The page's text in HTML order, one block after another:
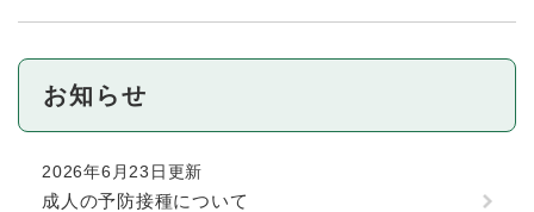
お知らせ
2026年6月23日更新
成人の予防接種について